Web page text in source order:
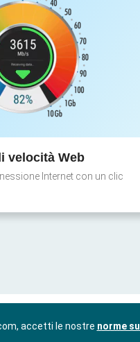
velocità Web
Internet con un clic
accetti le nostre norme